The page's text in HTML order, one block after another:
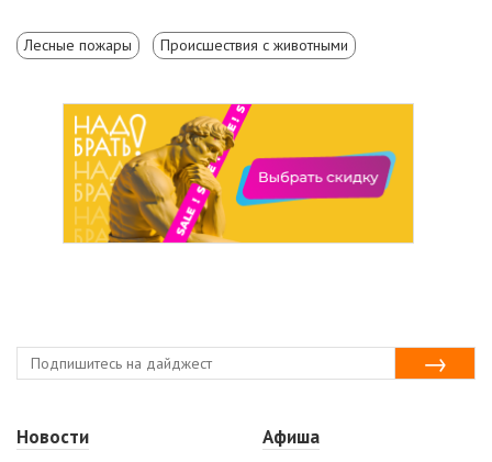
Лесные пожары Происшествия с животными
Новости
Афиша